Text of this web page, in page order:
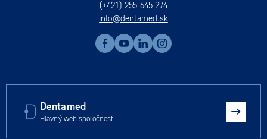
(+421) 255 645 274
info@dentamed.sk
Dentamed
Hlavný web spoločnosti